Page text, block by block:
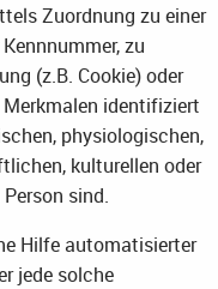
Zuordnung zu einer
zu
(z.B. Cookie) oder
Merkmalen identifiziert
physiologischen,
kulturellen oder
sind.
Hilfe automatisierter
jede solche